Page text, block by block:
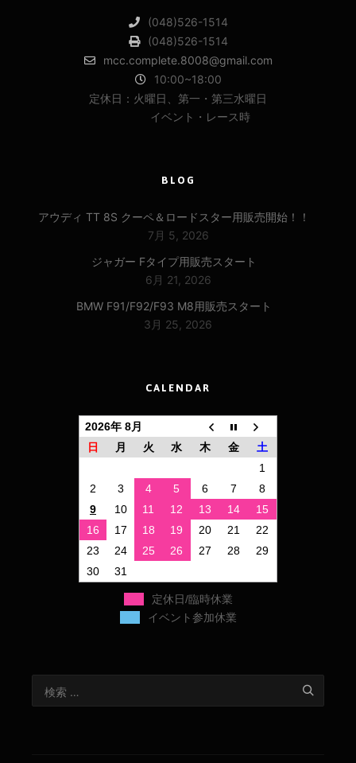
(048)526-1514
(048)526-1514
mcc.complete.8008@gmail.com
10:00~18:00
定休日：火曜日、第一・第三水曜日
イベント・レース時
BLOG
アウディ TT 8S クーペ＆ロードスター用販売開始！！
7月 5, 2026
ジャガー Fタイプ用販売スタート
6月 21, 2026
BMW F91/F92/F93 M8用販売スタート
3月 25, 2026
CALENDAR
2026年 8月
日
月 火 水 木 金
土
1
2
3 4 5 6 7
8
9
10 11 12 13 14
15
16
17 18 19 20 21
22
23
24 25 26 27 28
29
30
31
定休日/臨時休業
イベント参加休業